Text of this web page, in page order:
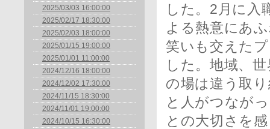
2025/03/03 16:00:00
2025/02/17 18:30:00
2025/02/03 18:00:00
2025/01/15 19:00:00
2025/01/01 11:00:00
2024/12/16 18:00:00
2024/12/02 17:30:00
2024/11/15 18:30:00
2024/11/01 19:00:00
2024/10/15 16:30:00
した。2月に入
よる熱意にあ
笑いも交えた
した。地域、
の場は違う取
と人がつなが
との大切さを